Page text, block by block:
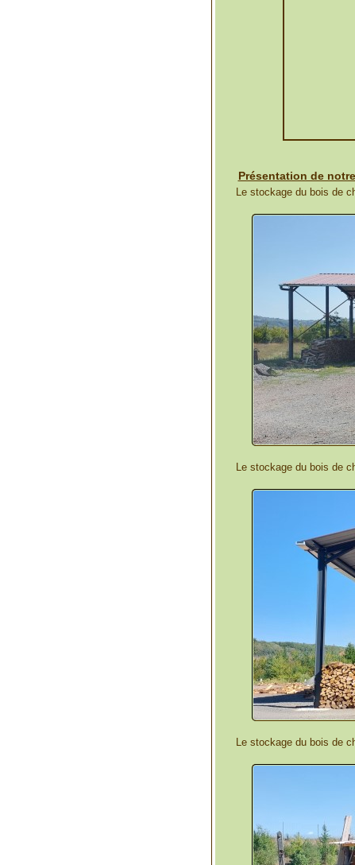
Présentation de
Le stockage du bois de
Le stockage du bois de
Le stockage du bois de